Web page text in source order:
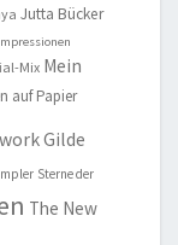
Jutta Bücker
Mix Mein
auf Papier
Gilde
Sterne der
The New